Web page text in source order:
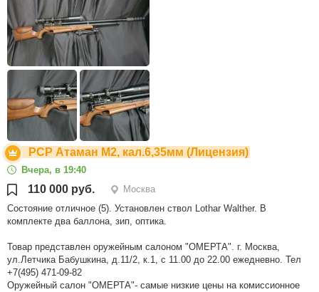
РСР Атаман М2, кал.6,35мм (Лицензия)
Вчера, в 19:40
110 000 руб.
Москва
Состояние отличное (5). Установлен ствол Lothar Walther. В
комплекте два баллона, зип, оптика.
Товар представлен оружейным салоном "ОМЕРТА". г. Москва,
ул.Летчика Бабушкина, д.11/2, к.1, с 11.00 до 22.00 ежедневно. Тел
+7(495) 471-09-82
Оружейный салон "ОМЕРТА"- самые низкие цены на комиссионное